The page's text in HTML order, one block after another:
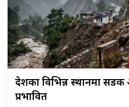
देशका विभिन्न स्थानमा सडक
प्रभावित